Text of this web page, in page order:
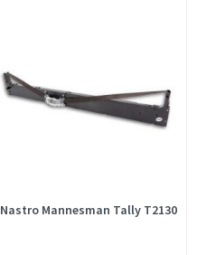
Nastro Mannesman Tally T2130